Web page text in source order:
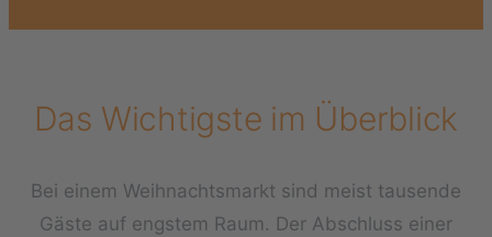
Das Wichtigste im Überblick
Bei einem Weihnachtsmarkt sind meist tausende
Gäste auf engstem Raum. Der Abschluss einer